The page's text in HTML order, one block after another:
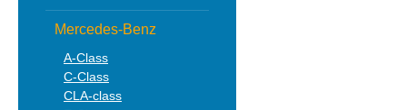
Mercedes-Benz
A-Class
C-Class
CLA-class